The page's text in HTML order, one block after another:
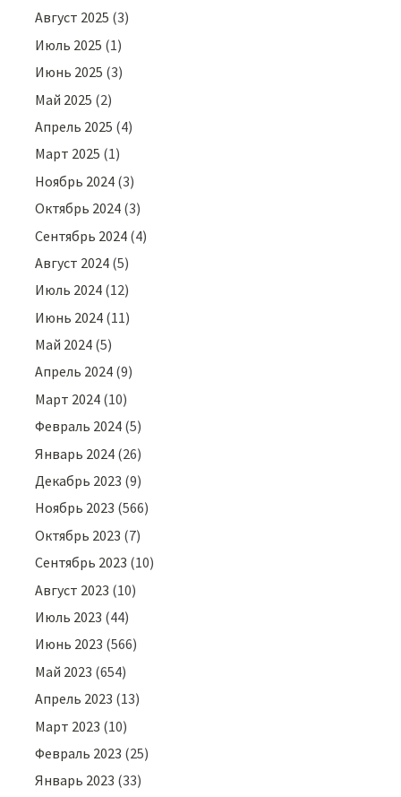
Август 2025 (3)
Июль 2025 (1)
Июнь 2025 (3)
Май 2025 (2)
Апрель 2025 (4)
Март 2025 (1)
Ноябрь 2024 (3)
Октябрь 2024 (3)
Сентябрь 2024 (4)
Август 2024 (5)
Июль 2024 (12)
Июнь 2024 (11)
Май 2024 (5)
Апрель 2024 (9)
Март 2024 (10)
Февраль 2024 (5)
Январь 2024 (26)
Декабрь 2023 (9)
Ноябрь 2023 (566)
Октябрь 2023 (7)
Сентябрь 2023 (10)
Август 2023 (10)
Июль 2023 (44)
Июнь 2023 (566)
Май 2023 (654)
Апрель 2023 (13)
Март 2023 (10)
Февраль 2023 (25)
Январь 2023 (33)